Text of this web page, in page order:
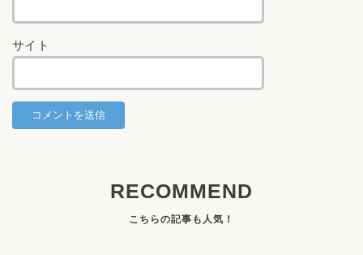
サイト
RECOMMEND